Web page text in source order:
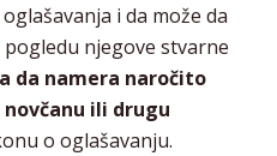
i da može da
njegove stvarne
da namera naročito
ili drugu
o oglašavanju.